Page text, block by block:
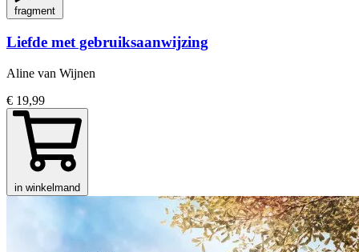
fragment
Liefde met gebruiksaanwijzing
Aline van Wijnen
€ 19,99
in winkelmand